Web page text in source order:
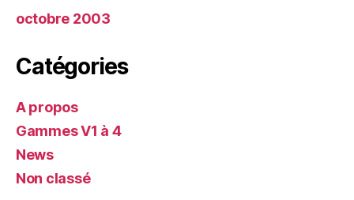
octobre 2003
Catégories
A propos
Gammes V1 à 4
News
Non classé